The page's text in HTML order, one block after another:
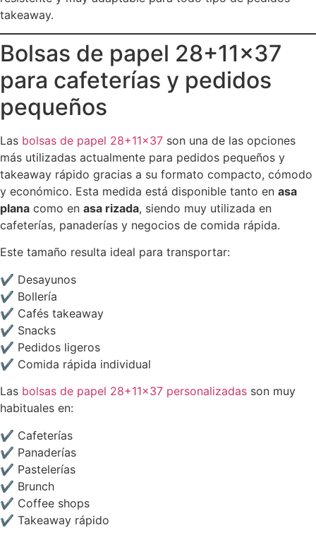
takeaway.
Bolsas de papel 28+11×37
para cafeterías y pedidos
pequeños
Las bolsas de papel 28+11×37 son una de las opciones
más utilizadas actualmente para pedidos pequeños y
takeaway rápido gracias a su formato compacto, cómodo
y económico. Esta medida está disponible tanto en asa
plana como en asa rizada, siendo muy utilizada en
cafeterías, panaderías y negocios de comida rápida.
Este tamaño resulta ideal para transportar:
✔ Desayunos
✔ Bollería
✔ Cafés takeaway
✔ Snacks
✔ Pedidos ligeros
✔ Comida rápida individual
Las bolsas de papel 28+11×37 personalizadas son muy
habituales en:
✔ Cafeterías
✔ Panaderías
✔ Pastelerías
✔ Brunch
✔ Coffee shops
✔ Takeaway rápido